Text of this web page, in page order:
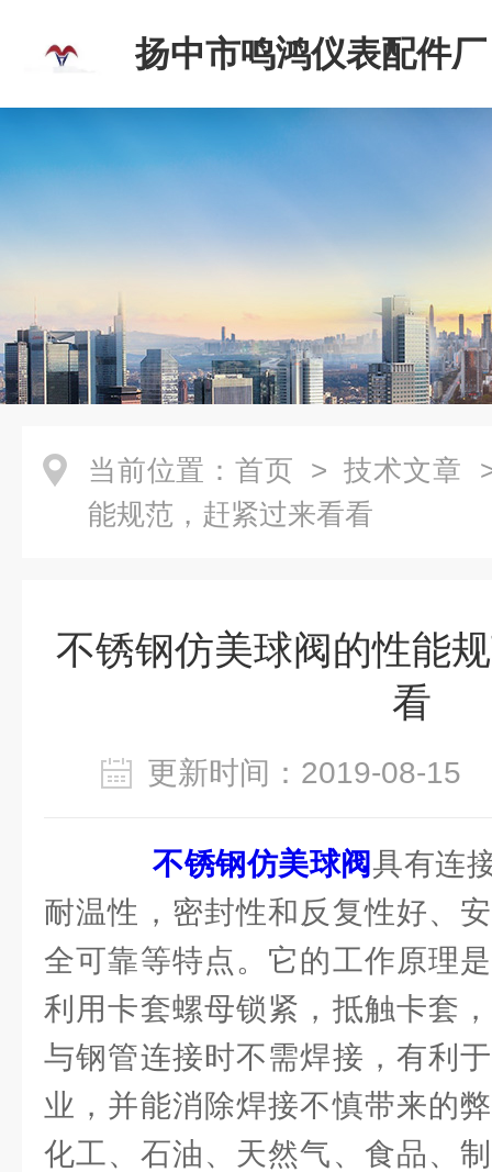
扬中市鸣鸿仪表配件厂
当前位置： 首页 > 技术文章
能规范，赶紧过来看看
不锈钢仿美球阀的性能
看
更新时间：2019-08-
不锈钢仿美球阀具有连
耐温性，密封性和反复性好、
全可靠等特点。它的工作原理
利用卡套螺母锁紧，抵触卡套
与钢管连接时不需焊接，有利
业，并能消除焊接不慎带来的
化工、石油、天然气、食品、